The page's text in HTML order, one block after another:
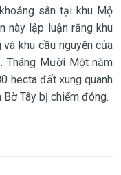
sân tại khu Mộ
này lập luận rằng khu
khu cầu nguyện của
Tháng Mười Một năm
hecta đất xung quanh
Tây bị chiếm đóng.